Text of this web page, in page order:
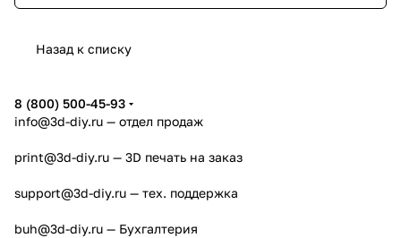
Назад к списку
8 (800) 500-45-93
info@3d-diy.ru — отдел продаж
print@3d-diy.ru — 3D печать на заказ
support@3d-diy.ru — тех. поддержка
buh@3d-diy.ru — Бухгалтерия